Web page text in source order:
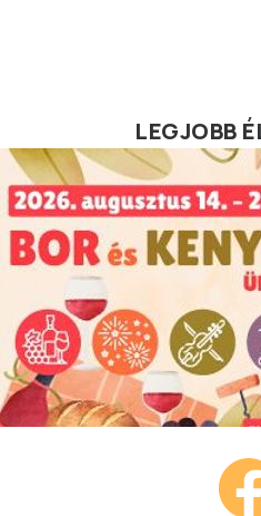
LEGJOBB